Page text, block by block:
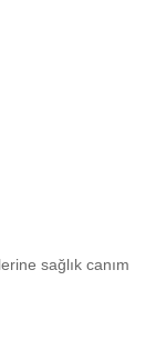
sağlık canım